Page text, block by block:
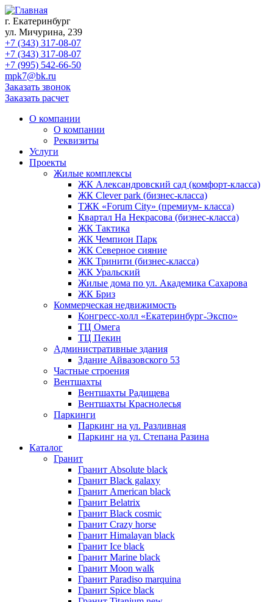
г. Екатеринбург
ул. Мичурина, 239
+7 (343) 317-08-07
+7 (343) 317-08-07
+7 (995) 542-66-50
mpk7@bk.ru
Заказать звонок
Заказать расчет
О компании
О компании
Реквизиты
Услуги
Проекты
Жилые комплексы
ЖК Александровский сад (комфорт-класса)
ЖК Clever park (бизнес-класса)
ТЖК «Forum City» (премиум- класса)
Квартал На Некрасова (бизнес-класса)
ЖК Тактика
ЖК Чемпион Парк
ЖК Северное сияние
ЖК Тринити (бизнес-класса)
ЖК Уральский
Жилые дома по ул. Академика Сахарова
ЖК Бриз
Коммерческая недвижимость
Конгресс-холл «Екатеринбург-Экспо»
ТЦ Омега
ТЦ Пекин
Административные здания
Здание Айвазовского 53
Частные строения
Вентшахты
Вентшахты Радищева
Вентшахты Краснолесья
Паркинги
Паркинг на ул. Разливная
Паркинг на ул. Степана Разина
Каталог
Гранит
Гранит Absolute black
Гранит Black galaxy
Гранит American black
Гранит Belatrix
Гранит Black cosmic
Гранит Crazy horse
Гранит Himalayan black
Гранит Ice black
Гранит Marine black
Гранит Moon walk
Гранит Paradiso marquina
Гранит Spice black